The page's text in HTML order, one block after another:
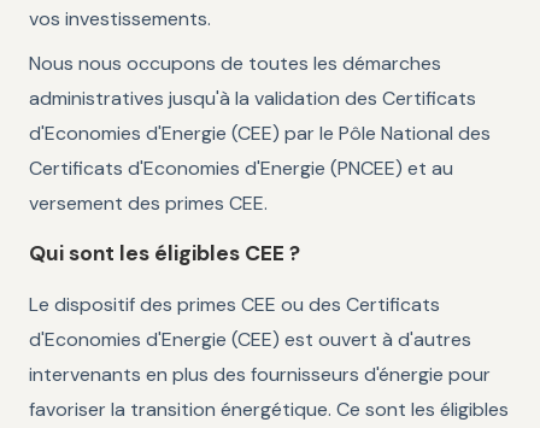
vos investissements.
Nous nous occupons de toutes les démarches
administratives jusqu'à la validation des Certificats
d'Economies d'Energie (CEE) par le Pôle National des
Certificats d'Economies d'Energie (PNCEE) et au
versement des primes CEE.
Qui sont les éligibles CEE ?
Le dispositif des primes CEE ou des Certificats
d'Economies d'Energie (CEE) est ouvert à d'autres
intervenants en plus des fournisseurs d'énergie pour
favoriser la transition énergétique. Ce sont les éligibles